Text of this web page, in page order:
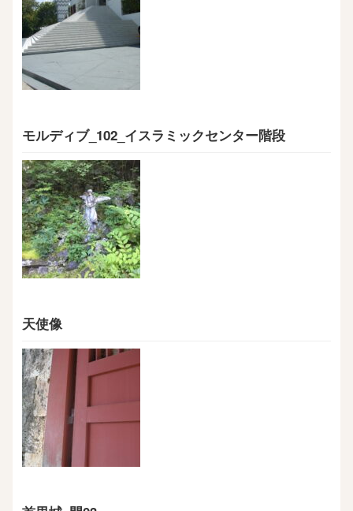
モルディブ_102_イスラミックセンター階段
天使像